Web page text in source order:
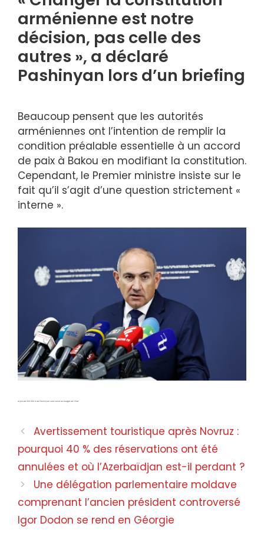
arménienne est notre
décision, pas celle des
autres », a déclaré
Pashinyan lors d’un briefing
Beaucoup pensent que les autorités
arméniennes ont l’intention de remplir la
condition préalable essentielle à un accord
de paix à Bakou en modifiant la constitution.
Cependant, le Premier ministre insiste sur le
fait qu’il s’agit d’une question strictement «
interne ».
Le prix de 500 000 $ de Pashinyan sera versé au budget de l’État
Avertissement touristique après Novruz :
pourquoi 40 % des réservations ont été
annulées et où l’Azerbaïdjan est-il perdant ?
Une délégation parlementaire moldave
comprenant l’ancien président controversé
Igor Dodon se rend en Géorgie